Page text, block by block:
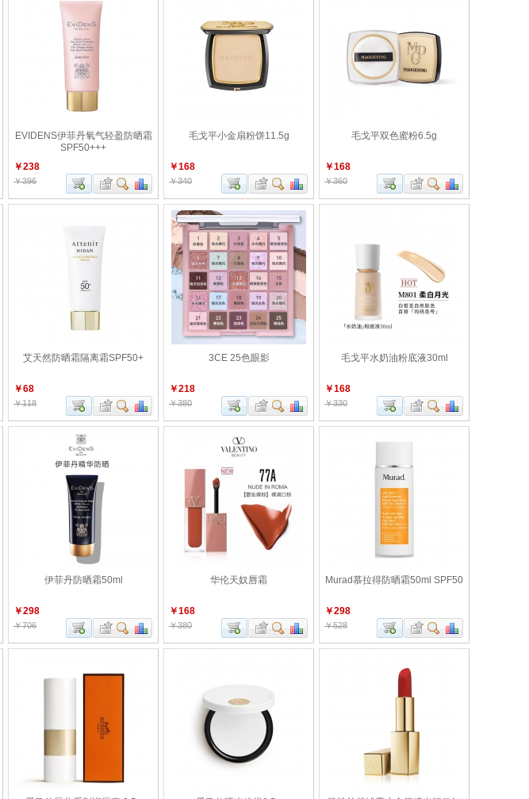
EVIDENS伊菲丹氧气轻盈防晒霜
SPF50+++
￥238
￥396
毛戈平小金扇粉饼11.5g
￥168
￥340
毛戈平双色蜜粉6.5g
￥168
￥360
艾天然防晒霜隔离霜SPF50+
￥68
￥118
3CE 25色眼影
￥218
￥380
毛戈平水奶油粉底液30ml
￥168
￥330
伊菲丹防晒霜50ml
￥298
￥706
华伦天奴唇霜
￥168
￥380
Murad慕拉得防晒霜50ml SPF50
￥298
￥528